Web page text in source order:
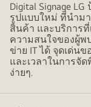
สีชมพู
ทับ
ซ้อน
กัน
ขนาด
Digital Signage
รูปแบบใหม่ ที่นำม
สินค้า และบริการ
ความสนใจของผู้พ
ข่าย IT ได้ จุดเด่น
และเวลาในการจั
ง่ายๆ.